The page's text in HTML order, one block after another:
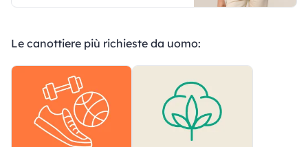
Le canottiere più richieste da uomo: